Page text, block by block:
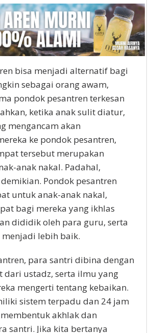
bisa menjadi alternatif bagi
sebagai orang awam,
pondok pesantren terkesan
ketika anak sulit diatur,
mengancam akan
ke pondok pesantren,
tersebut merupakan
anak nakal. Padahal,
Pondok pesantren
untuk anak-anak nakal,
bagi mereka yang ikhlas
dididik oleh para guru, serta
lebih baik.
para santri dibina dengan
dari ustadz, serta ilmu yang
mengerti tentang kebaikan.
sistem terpadu dan 24 jam
akhlak dan
santri. Jika kita bertanya